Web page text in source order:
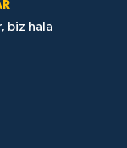
biz hala